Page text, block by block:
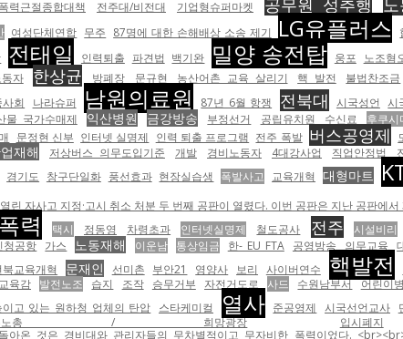
력근절종합대책 전주대/비전대 기업형슈퍼마켓 공무원 성추행
여성단체연합 무주 87명에 대한 손해배상 소송 제기 LG유플러스
전태일 인력퇴출 파견법 백기완 밀양 송전탑 웅포 노조혐
자 한상균 방폐장 문규현 농산어촌 교육 살리기 핵 발전 불법찬조금
회 나라슈퍼 남원의료원 87년 6월 항쟁 전북대 시국성언 시
물 국가수매제 익산병원 금강방송 부정선거 공립유치원 수신료 후쿠시
문정현 신부 인터넷 실명제 인력 퇴출 프로그램 전주 폭발 버스공영제
재해 저상버스 의무도입기준 개발 경비노동자 4대강사업 직업안정법
경기도 창구단일화 풍선효과 현장실습생 폭발사고 교육개혁 대형마트
자사고 지정·고시 취소 처분 두 번째 공판이 열렸다. 이번 공판은 지난 공판에
력 택시 정동영 차령초과 인터넷실명제 철도공사 전주 시설비리
청공항 가스 노동재해 이운남 통상임금 한- EU FTA 공영방송 의무교육
북교육개혁 문재인 선미촌 부안21 영양사 보리 사이버연수 핵발전
육감 발전노조 습지 조작 승무거부 자전거도로 사드 수원남부서 어린이
고 있는 원하청 업체의 탄압 스타케미컬 열사 준공영제 시국선언교사
주노총 / 희망광장 입시폐지
온 것은 경비대와 관리자들의 무차별적이고 무자비한 폭력이었다.